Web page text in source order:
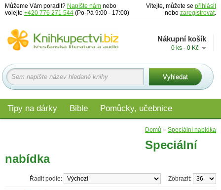
Můžeme Vám poradit? Napište nám nebo
volejte +420 776 271 544 (Po-Pá 9:00 - 17:00)
Vítejte, můžete se přihlásit
nebo zaregistrovat.
Nákupní košík
0 ks - 0 Kč
Tipy na dárky Bible Pomůcky, učebnice
Domů » Speciální nabídka
Speciální
nabídka
Zobrazit:
Řadit podle: